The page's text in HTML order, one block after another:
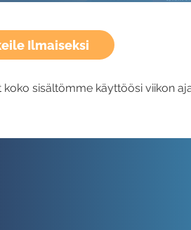
Ilmaiseksi
koko sisältömme käyttöösi viikon